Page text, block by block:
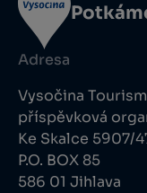
Adresa
Vysočina
příspěvková
Ke Skalce 5907/
P.O. BOX 85
586 01 Jihlava